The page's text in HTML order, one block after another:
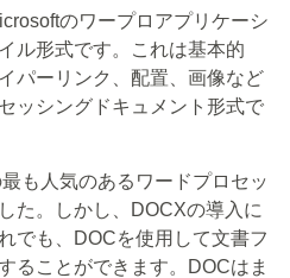
のワープロアプリケーシ
ル形式です。これは基本的
パーリンク、配置、画像など
ッシングドキュメント形式で
も人気のあるワードプロセッ
た。しかし、DOCXの導入に
でも、DOCを使用して文書フ
ることができます。DOCはま